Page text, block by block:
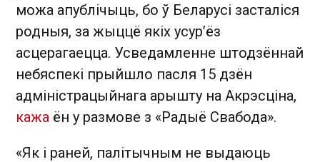
можа апублічыць, бо ў Беларусі засталіся
родныя, за жыццё якіх усур’ёз
асцерагаецца. Усведамленне штодзённай
небяспекі прыйшло пасля 15 дзён
адміністрацыйнага арышту на Акрэсціна,
кажа ён у размове з «Радыё Свабода».
«Як і раней, палітычным не выдаюць